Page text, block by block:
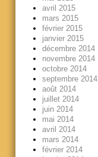
avril 2015
mars 2015
février 2015
janvier 2015
décembre 2014
novembre 2014
octobre 2014
septembre 2014
août 2014
juillet 2014
juin 2014
mai 2014
avril 2014
mars 2014
février 2014